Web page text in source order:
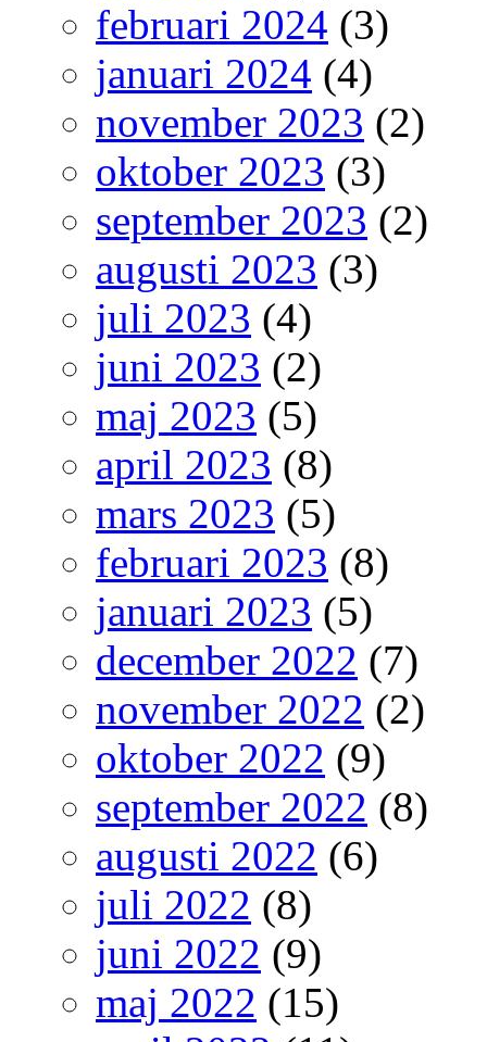
februari 2024 (3)
januari 2024 (4)
november 2023 (2)
oktober 2023 (3)
september 2023 (2)
augusti 2023 (3)
juli 2023 (4)
juni 2023 (2)
maj 2023 (5)
april 2023 (8)
mars 2023 (5)
februari 2023 (8)
januari 2023 (5)
december 2022 (7)
november 2022 (2)
oktober 2022 (9)
september 2022 (8)
augusti 2022 (6)
juli 2022 (8)
juni 2022 (9)
maj 2022 (15)